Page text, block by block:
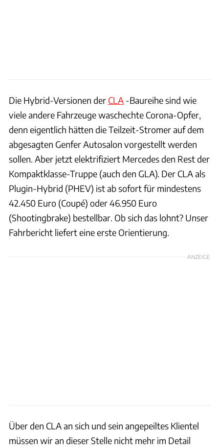
Die Hybrid-Versionen der CLA -Baureihe sind wie
viele andere Fahrzeuge waschechte Corona-Opfer,
denn eigentlich hätten die Teilzeit-Stromer auf dem
abgesagten Genfer Autosalon vorgestellt werden
sollen. Aber jetzt elektrifiziert Mercedes den Rest der
Kompaktklasse-Truppe (auch den GLA). Der CLA als
Plugin-Hybrid (PHEV) ist ab sofort für mindestens
42.450 Euro (Coupé) oder 46.950 Euro
(Shootingbrake) bestellbar. Ob sich das lohnt? Unser
Fahrbericht liefert eine erste Orientierung.
ANZEIGE
Über den CLA an sich und sein angepeiltes Klientel
müssen wir an dieser Stelle nicht mehr im Detail